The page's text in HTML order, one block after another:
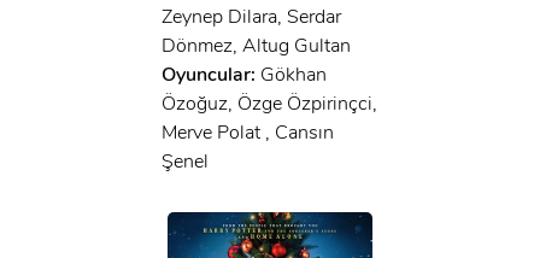
Zeynep Dilara, Serdar
Dönmez, Altug Gultan
Oyuncular: Gökhan
Özoğuz, Özge Özpirinçci,
Merve Polat , Cansın
Şenel